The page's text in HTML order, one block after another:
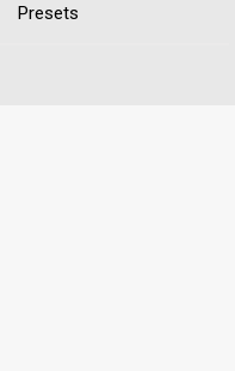
Presets